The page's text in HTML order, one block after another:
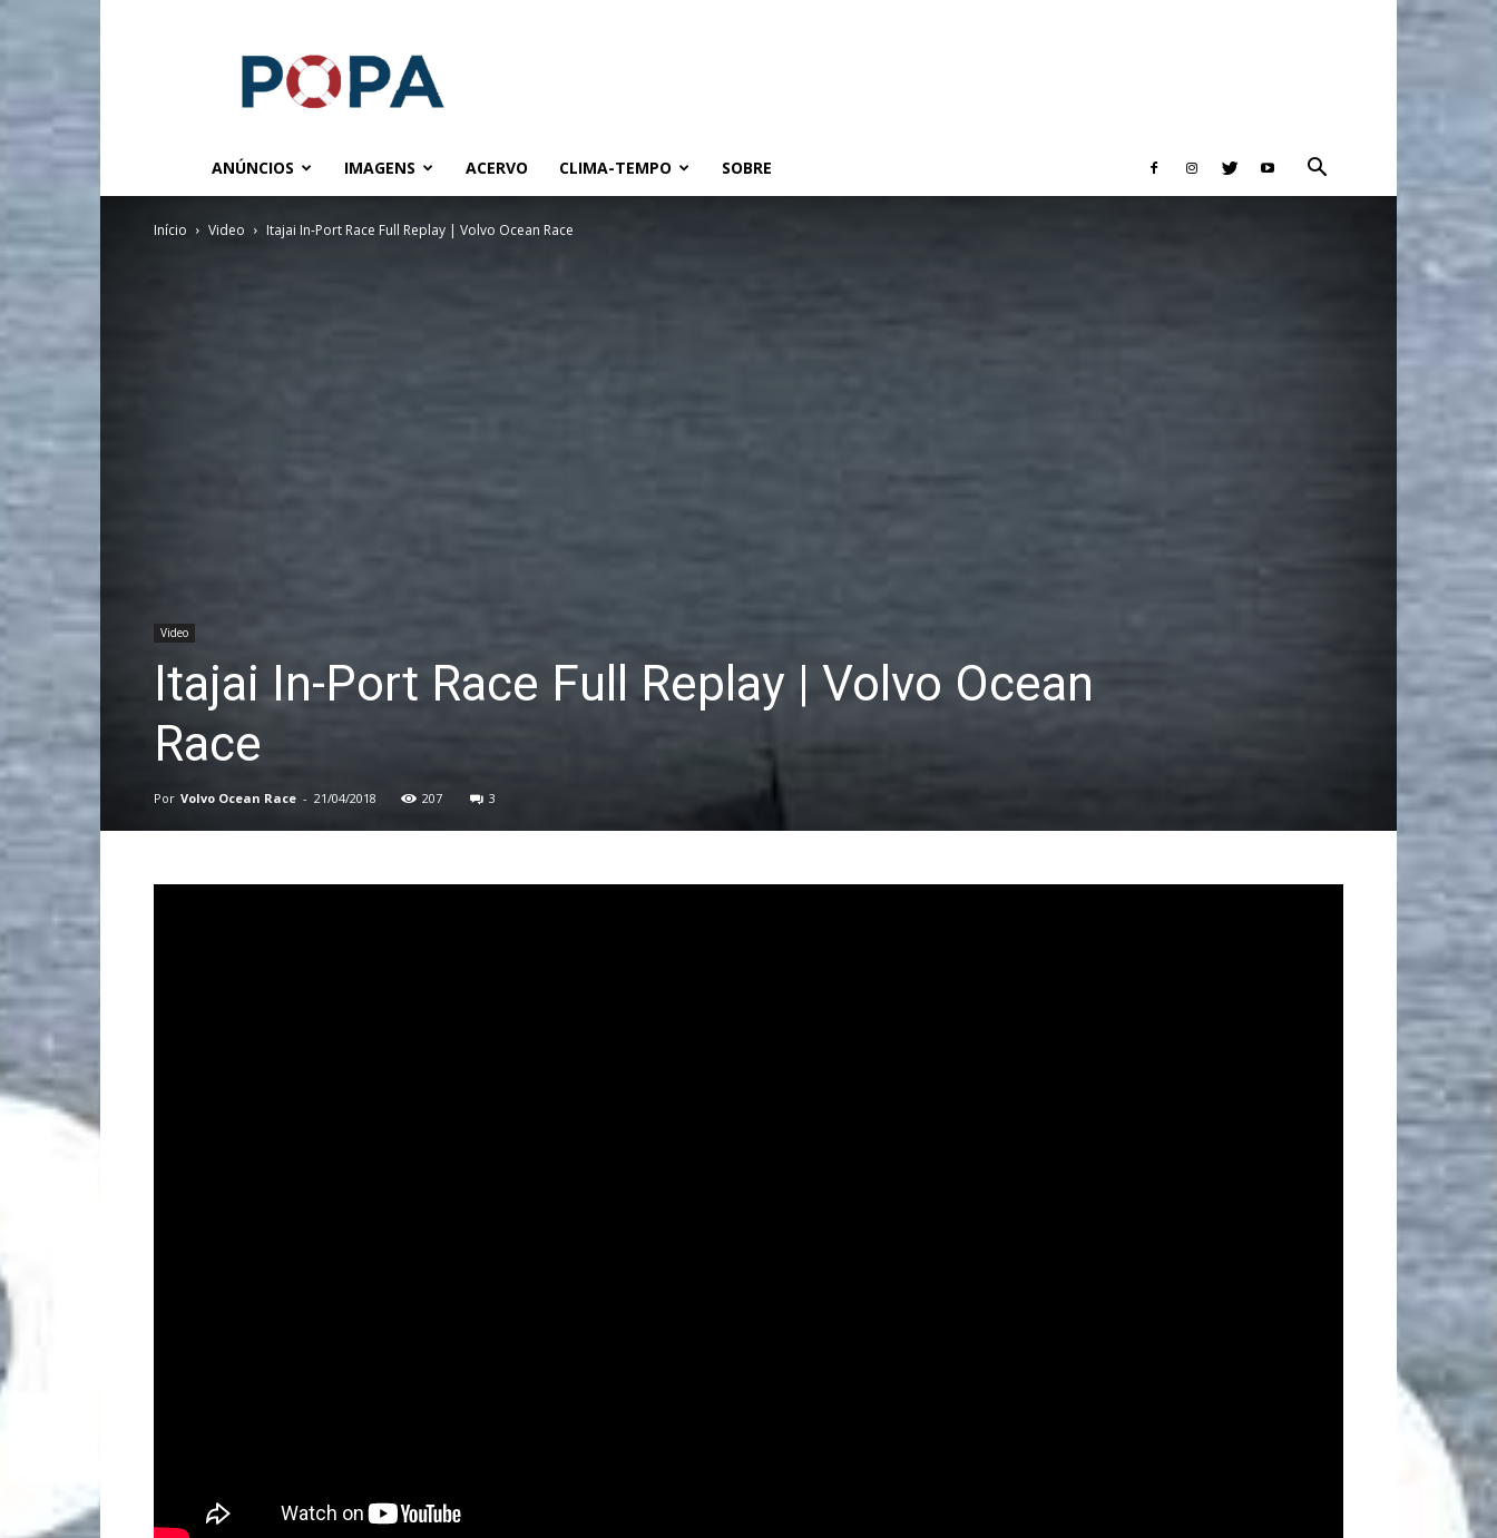
ANÚNCIOS IMAGENS ACERVO CLIMA-TEMPO SOBRE
Início Video Itajai In-Port Race Full Replay | Volvo Ocean Race
Video
Itajai In-Port Race Full Replay | Volvo Ocean
Race
Por Volvo Ocean Race - 21/04/2018 207 3